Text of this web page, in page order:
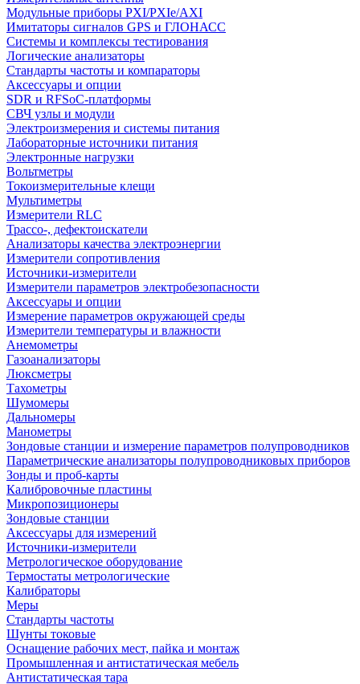
Модульные приборы PXI/PXIe/AXI
Имитаторы сигналов GPS и ГЛОНАСС
Системы и комплексы тестирования
Логические анализаторы
Стандарты частоты и компараторы
Аксессуары и опции
SDR и RFSoC‑платформы
СВЧ узлы и модули
Электроизмерения и системы питания
Лабораторные источники питания
Электронные нагрузки
Вольтметры
Токоизмерительные клещи
Мультиметры
Измерители RLC
Трассо-, дефектоискатели
Анализаторы качества электроэнергии
Измерители сопротивления
Источники-измерители
Измерители параметров электробезопасности
Аксессуары и опции
Измерение параметров окружающей среды
Измерители температуры и влажности
Анемометры
Газоанализаторы
Люксметры
Тахометры
Шумомеры
Дальномеры
Манометры
Зондовые станции и измерение параметров полупроводников
Параметрические анализаторы полупроводниковых приборов
Зонды и проб-карты
Калибровочные пластины
Микропозиционеры
Зондовые станции
Аксессуары для измерений
Источники-измерители
Метрологическое оборудование
Термостаты метрологические
Калибраторы
Меры
Стандарты частоты
Шунты токовые
Оснащение рабочих мест, пайка и монтаж
Промышленная и антистатическая мебель
Антистатическая тара